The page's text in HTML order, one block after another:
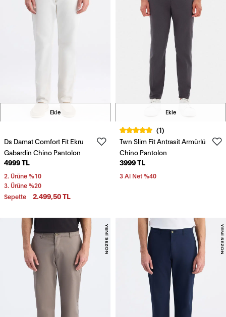
Ekle
Ds Damat Comfort Fit Ekru
Gabardin Chino Pantolon
4999 TL
2. Ürüne %10
3. Ürüne %20
Sepette
2.499,50 TL
Ekle
(1)
Twn Slim Fit Antrasit Armürlü
Chino Pantolon
3999 TL
3 Al Net %40